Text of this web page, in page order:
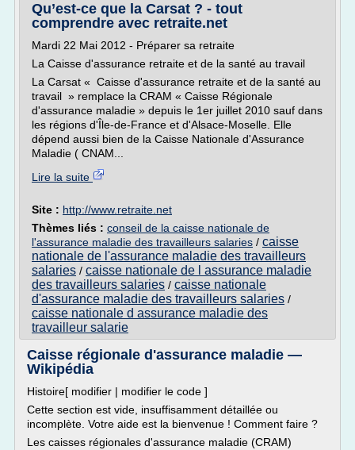
Qu’est-ce que la Carsat ? - tout
comprendre avec retraite.net
Mardi 22 Mai 2012 - Préparer sa retraite
La Caisse d'assurance retraite et de la santé au travail
La Carsat « Caisse d'assurance retraite et de la santé au
travail » remplace la CRAM « Caisse Régionale
d'assurance maladie » depuis le 1er juillet 2010 sauf dans
les régions d'Île-de-France et d'Alsace-Moselle. Elle
dépend aussi bien de la Caisse Nationale d'Assurance
Maladie ( CNAM...
Lire la suite
Site : http://www.retraite.net
Thèmes liés : conseil de la caisse nationale de
l'assurance maladie des travailleurs salaries / caisse
nationale de l'assurance maladie des travailleurs
salaries / caisse nationale de l assurance maladie
des travailleurs salaries / caisse nationale
d'assurance maladie des travailleurs salaries /
caisse nationale d assurance maladie des
travailleur salarie
Caisse régionale d'assurance maladie —
Wikipédia
Histoire[ modifier | modifier le code ]
Cette section est vide, insuffisamment détaillée ou
incomplète. Votre aide est la bienvenue ! Comment faire ?
Les caisses régionales d'assurance maladie (CRAM)